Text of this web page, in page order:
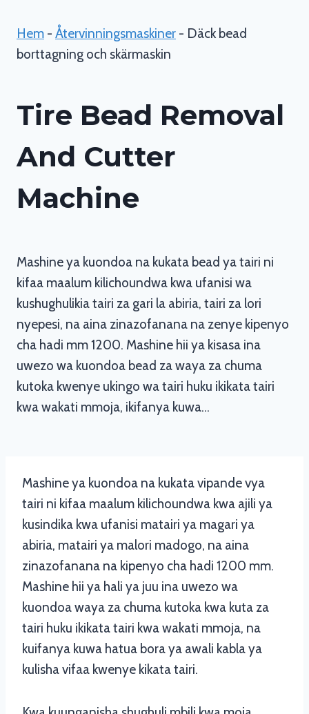
Hem - Återvinningsmaskiner - Däck bead
borttagning och skärmaskin
Tire Bead Removal
And Cutter
Machine
Mashine ya kuondoa na kukata bead ya tairi ni
kifaa maalum kilichoundwa kwa ufanisi wa
kushughulikia tairi za gari la abiria, tairi za lori
nyepesi, na aina zinazofanana na zenye kipenyo
cha hadi mm 1200. Mashine hii ya kisasa ina
uwezo wa kuondoa bead za waya za chuma
kutoka kwenye ukingo wa tairi huku ikikata tairi
kwa wakati mmoja, ikifanya kuwa…
Mashine ya kuondoa na kukata vipande vya
tairi ni kifaa maalum kilichoundwa kwa ajili ya
kusindika kwa ufanisi matairi ya magari ya
abiria, matairi ya malori madogo, na aina
zinazofanana na kipenyo cha hadi 1200 mm.
Mashine hii ya hali ya juu ina uwezo wa
kuondoa waya za chuma kutoka kwa kuta za
tairi huku ikikata tairi kwa wakati mmoja, na
kuifanya kuwa hatua bora ya awali kabla ya
kulisha vifaa kwenye kikata tairi.